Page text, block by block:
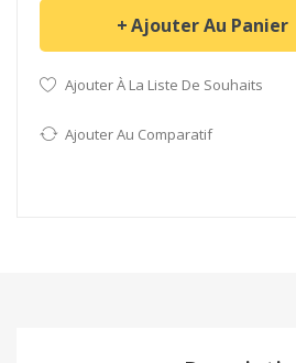
Ajouter Au Panier
Ajouter À La Liste De Souhaits
Ajouter Au Comparatif